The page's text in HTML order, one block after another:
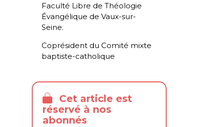
Faculté Libre de Théologie
Évangélique de Vaux-sur-
Seine.
Coprésident du Comité mixte
baptiste-catholique
Cet article est
réservé à nos
abonnés